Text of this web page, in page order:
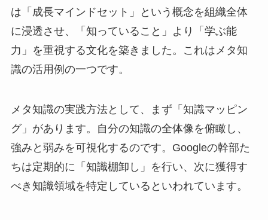
は「成長マインドセット」という概念を組織全体
に浸透させ、「知っていること」より「学ぶ能
力」を重視する文化を築きました。これはメタ知
識の活用例の一つです。
メタ知識の実践方法として、まず「知識マッピン
グ」があります。自分の知識の全体像を俯瞰し、
強みと弱みを可視化するのです。Googleの幹部た
ちは定期的に「知識棚卸し」を行い、次に獲得す
べき知識領域を特定しているといわれています。